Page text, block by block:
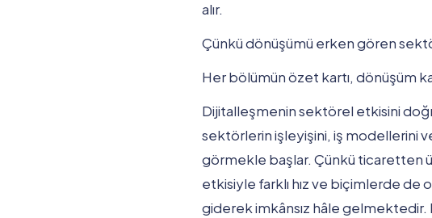
alır.
Çünkü dönüşümü erken gören
Her bölümün özet kartı, dönüşüm
Dijitalleşmenin sektörel etkisini
sektörlerin işleyişini, iş modellerini
görmekle başlar. Çünkü ticaretten
etkisiyle farklı hız ve biçimlerde de
giderek imkânsız hâle gelmektedir.